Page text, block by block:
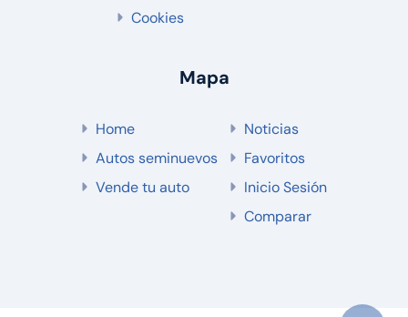
Cookies
Mapa
Home
Autos seminuevos
Vende tu auto
Noticias
Favoritos
Inicio Sesión
Comparar